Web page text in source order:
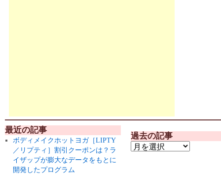
最近の記事
ボディメイクホットヨガ［LIPTY
／リプティ］割引クーポンは？ラ
イザップが膨大なデータをもとに
開発したプログラム
過去の記事